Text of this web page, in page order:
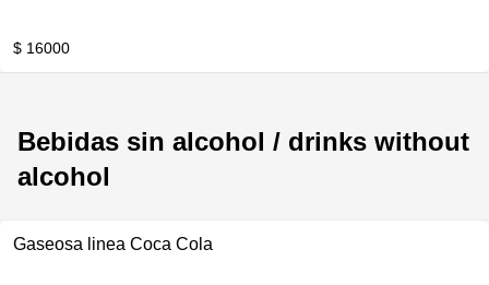
$ 16000
Bebidas sin alcohol / drinks without
alcohol
Gaseosa linea Coca Cola